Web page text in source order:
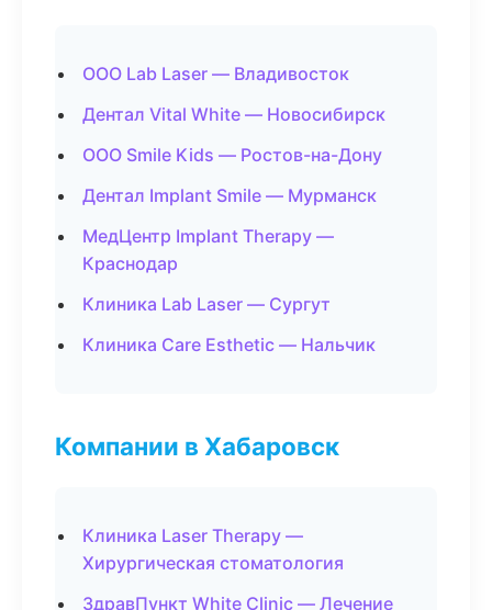
ООО Lab Laser — Владивосток
Дентал Vital White — Новосибирск
ООО Smile Kids — Ростов-на-Дону
Дентал Implant Smile — Мурманск
МедЦентр Implant Therapy —
Краснодар
Клиника Lab Laser — Сургут
Клиника Care Esthetic — Нальчик
Компании в Хабаровск
Клиника Laser Therapy —
Хирургическая стоматология
ЗдравПункт White Clinic — Лечение